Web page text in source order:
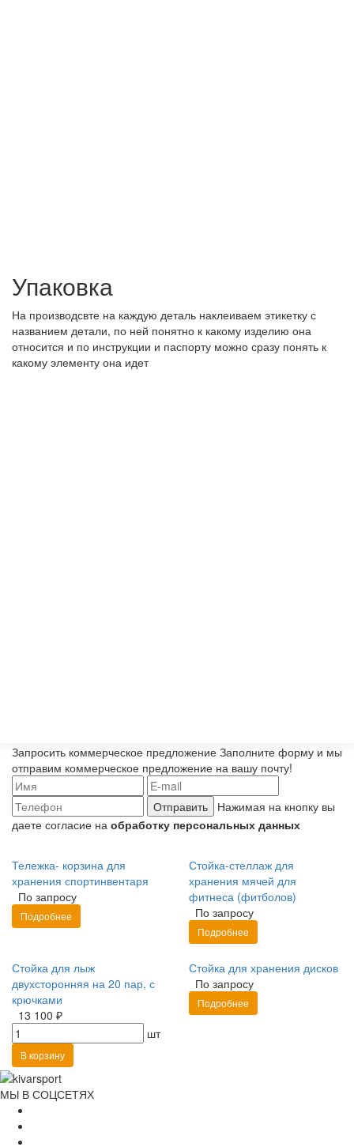
Упаковка
На производсвте на каждую деталь наклеиваем этикетку с
названием детали, по ней понятно к какому изделию она
относится и по инструкции и паспорту можно сразу понять к
какому элементу она идет
Запросить коммерческое предложение Заполните форму и мы
отправим коммерческое предложение на вашу почту!
Отправить
Нажимая на кнопку вы
даете согласие на обработку персональных данных
Тележка- корзина для
хранения спортинвентаря
По запросу
Подробнее
Стойка-стеллаж для
хранения мячей для
фитнеса (фитболов)
По запросу
Подробнее
Стойка для лыж
двухсторонняя на 20 пар, с
крючками
13 100 ₽
шт
В корзину
Стойка для хранения дисков
По запросу
Подробнее
МЫ В СОЦСЕТЯХ